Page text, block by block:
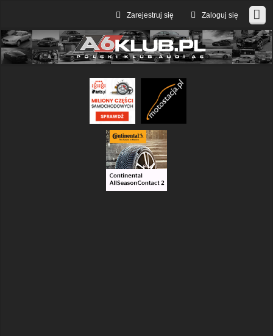
Zaloguj się
Zarejestruj się